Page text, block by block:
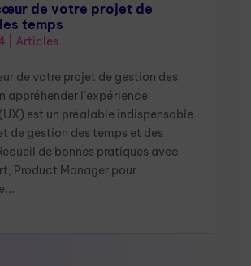
de votre projet de
temps
Articles
de votre projet de gestion des
appréhender l’expérience
est un préalable indispensable
de gestion des temps et des
de bonnes pratiques avec
Product Manager pour